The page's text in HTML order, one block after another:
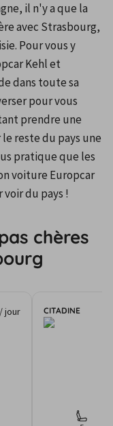
il n'y a que la
avec Strasbourg,
Pour vous y
Kehl et
dans toute sa
pour vous
prendre une
reste du pays une
pratique que les
voiture Europcar
du pays !
chères
/ jour CITADINE